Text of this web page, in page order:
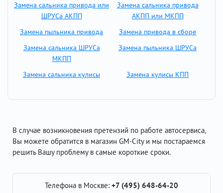
Замена сальника привода или
ШРУСа АКПП
Замена сальника привода
АКПП или МКПП
Замена пыльника привода
Замена привода в сборе
Замена сальника ШРУСа
МКПП
Замена пыльника ШРУСа
Замена сальника кулисы Замена кулисы КПП
В случае возникновения претензий по работе автосервиса,
Вы можете обратится в магазин GM-City и мы постараемся
решить Вашу проблему в самые короткие сроки.
Телефона в Москве: +7 (495) 648-64-20